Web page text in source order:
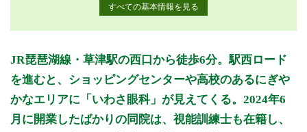
すべての基本情報を見る
診療時間 月月曜日
火 火曜日
水 水曜日
木木曜日
金 金曜日
土土曜日
日 日曜日
祝 祝日
9:00～12:00
● ● ●
●
16:00～18:00
● ● ●
休診日：水、日、祝
JR琵琶湖線・草津駅の西口から徒歩6分。駅西ロード
を進むと、ショッピングセンターや高校のあるにぎや
かなエリアに「いわさ眼科」が見えてくる。2024年6
月に開業したばかりの同院は、視能訓練士も在籍し、